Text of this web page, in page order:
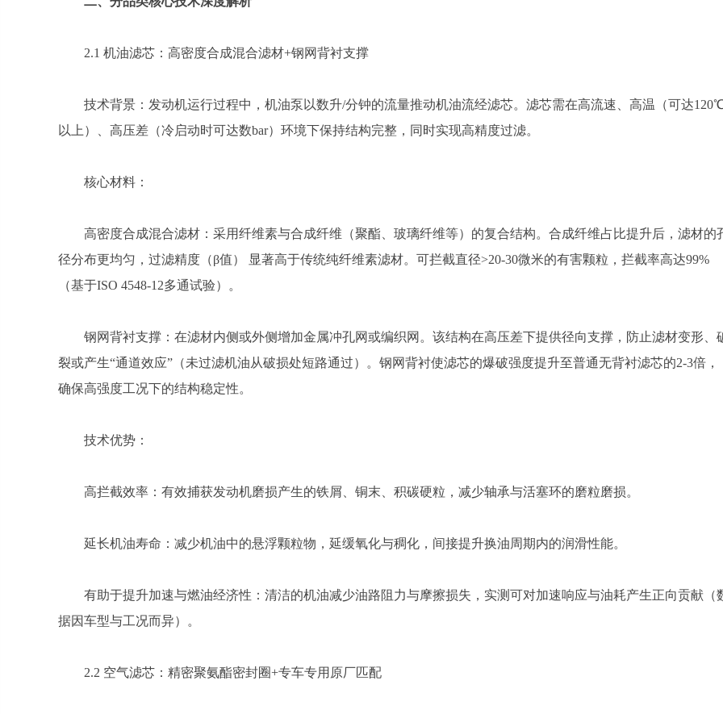
2.1 机油滤芯：高密度合成混合滤材+钢网背衬支撑
技术背景：发动机运行过程中，机油泵以数升/分钟的流量推动机油流经滤芯。滤芯需在高流速、高温（可达
以上）、高压差（冷启动时可达数bar）环境下保持结构完整，同时实现高精度过滤。
核心材料：
高密度合成混合滤材：采用纤维素与合成纤维（聚酯、玻璃纤维等）的复合结构。合成纤维占比提升后，滤材的
径分布更均匀，过滤精度（β值） 显著高于传统纯纤维素滤材。可拦截直径>20-30微米的有害颗粒，拦截率高达99%
（基于ISO 4548-12多通试验）。
钢网背衬支撑：在滤材内侧或外侧增加金属冲孔网或编织网。该结构在高压差下提供径向支撑，防止滤材变形、
裂或产生“通道效应”（未过滤机油从破损处短路通过）。钢网背衬使滤芯的爆破强度提升至普通无背衬滤芯的2-3倍，
确保高强度工况下的结构稳定性。
技术优势：
高拦截效率：有效捕获发动机磨损产生的铁屑、铜末、积碳硬粒，减少轴承与活塞环的磨粒磨损。
延长机油寿命：减少机油中的悬浮颗粒物，延缓氧化与稠化，间接提升换油周期内的润滑性能。
有助于提升加速与燃油经济性：清洁的机油减少油路阻力与摩擦损失，实测可对加速响应与油耗产生正向贡献（
据因车型与工况而异）。
2.2 空气滤芯：精密聚氨酯密封圈+专车专用原厂匹配